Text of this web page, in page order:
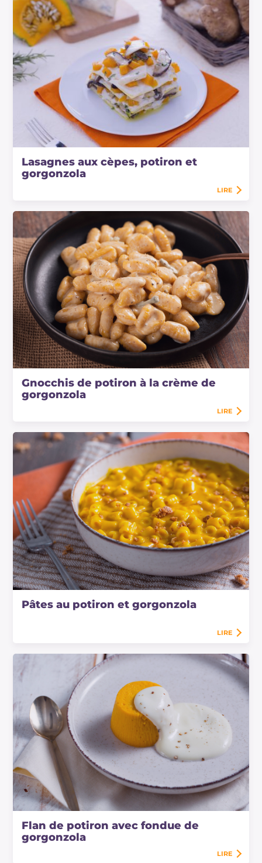
Lasagnes aux cèpes, potiron et
gorgonzola
LIRE
Gnocchis de potiron à la crème de
gorgonzola
LIRE
Pâtes au potiron et gorgonzola
LIRE
Flan de potiron avec fondue de
gorgonzola
LIRE